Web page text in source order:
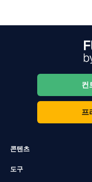
컨
프
콘텐츠
도구